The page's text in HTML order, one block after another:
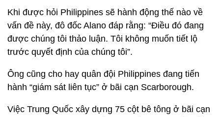
Khi được hỏi Philippines sẽ hành động thế nào về
vấn đề này, đô đốc Alano đáp rằng: “Điều đó đang
được chúng tôi thảo luận. Tôi không muốn tiết lộ
trước quyết định của chúng tôi”.
Ông cũng cho hay quân đội Philippines đang tiến
hành “giám sát liên tục” ở bãi cạn Scarborough.
Việc Trung Quốc xây dựng 75 cột bê tông ở bãi cạn